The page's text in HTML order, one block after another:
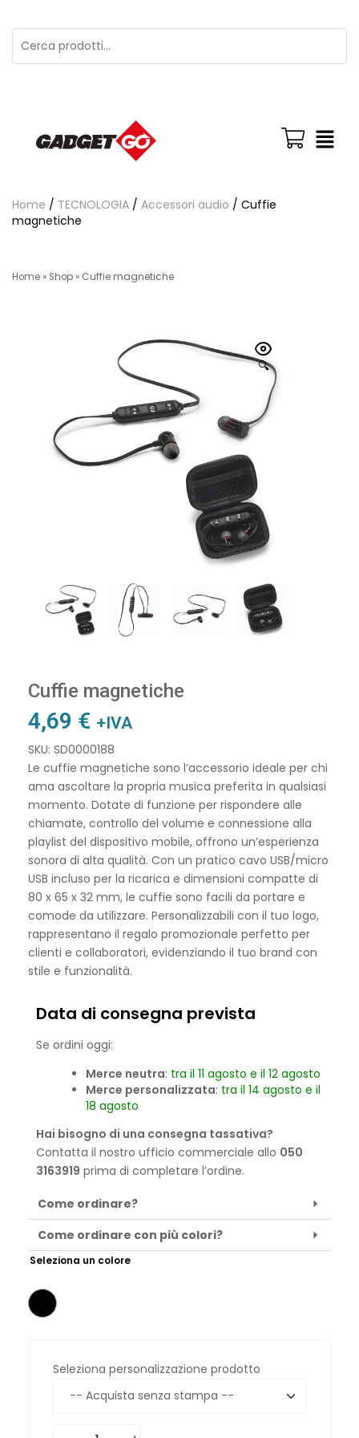
Home / TECNOLOGIA / Accessori audio / Cuffie
magnetiche
Home » Shop » Cuffie magnetiche
🔍
Cuffie magnetiche
4,69 € +IVA
SKU: SD0000188
Le cuffie magnetiche sono l’accessorio ideale per chi
ama ascoltare la propria musica preferita in qualsiasi
momento. Dotate di funzione per rispondere alle
chiamate, controllo del volume e connessione alla
playlist del dispositivo mobile, offrono un’esperienza
sonora di alta qualità. Con un pratico cavo USB/micro
USB incluso per la ricarica e dimensioni compatte di
80 x 65 x 32 mm, le cuffie sono facili da portare e
comode da utilizzare. Personalizzabili con il tuo logo,
rappresentano il regalo promozionale perfetto per
clienti e collaboratori, evidenziando il tuo brand con
stile e funzionalità.
Data di consegna prevista
Se ordini oggi:
Merce neutra: tra il 11 agosto e il 12 agosto
Merce personalizzata: tra il 14 agosto e il
18 agosto
Hai bisogno di una consegna tassativa?
Contatta il nostro ufficio commerciale allo 050
3163919 prima di completare l’ordine.
Come ordinare?
Come ordinare con più colori?
Seleziona un colore
Seleziona personalizzazione prodotto